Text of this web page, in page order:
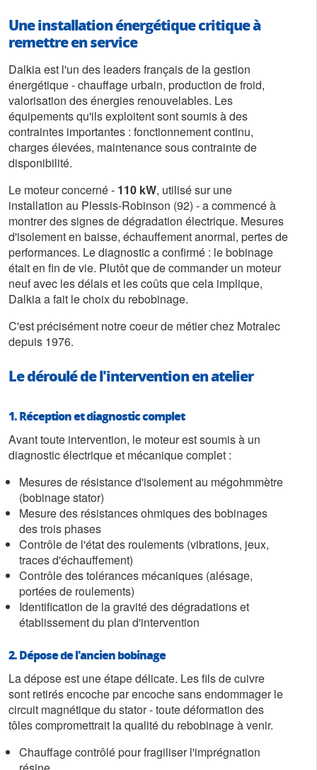
Une installation énergétique critique à
remettre en service
Dalkia est l'un des leaders français de la gestion
énergétique - chauffage urbain, production de froid,
valorisation des énergies renouvelables. Les
équipements qu'ils exploitent sont soumis à des
contraintes importantes : fonctionnement continu,
charges élevées, maintenance sous contrainte de
disponibilité.
Le moteur concerné - 110 kW, utilisé sur une
installation au Plessis-Robinson (92) - a commencé à
montrer des signes de dégradation électrique. Mesures
d'isolement en baisse, échauffement anormal, pertes de
performances. Le diagnostic a confirmé : le bobinage
était en fin de vie. Plutôt que de commander un moteur
neuf avec les délais et les coûts que cela implique,
Dalkia a fait le choix du rebobinage.
C'est précisément notre coeur de métier chez Motralec
depuis 1976.
Le déroulé de l'intervention en atelier
1. Réception et diagnostic complet
Avant toute intervention, le moteur est soumis à un
diagnostic électrique et mécanique complet :
Mesures de résistance d'isolement au mégohmmètre
(bobinage stator)
Mesure des résistances ohmiques des bobinages
des trois phases
Contrôle de l'état des roulements (vibrations, jeux,
traces d'échauffement)
Contrôle des tolérances mécaniques (alésage,
portées de roulements)
Identification de la gravité des dégradations et
établissement du plan d'intervention
2. Dépose de l'ancien bobinage
La dépose est une étape délicate. Les fils de cuivre
sont retirés encoche par encoche sans endommager le
circuit magnétique du stator - toute déformation des
tôles compromettrait la qualité du rebobinage à venir.
Chauffage contrôlé pour fragiliser l'imprégnation